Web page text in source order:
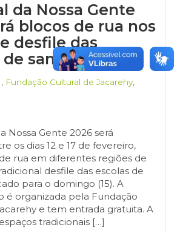
da Nossa Gente
blocos de rua nos
desfile das
de samba
Fundação Cultural de Jacarehy
Nossa Gente 2026 será
os dias 12 e 17 de fevereiro,
rua em diferentes regiões de
desfile das escolas de
para o domingo (15). A
é organizada pela Fundação
e tem entrada gratuita. A
tradicionais […]